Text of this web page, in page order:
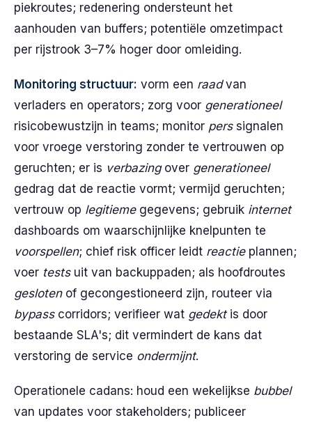
piekroutes; redenering ondersteunt het
aanhouden van buffers; potentiële omzetimpact
per rijstrook 3–7% hoger door omleiding.
Monitoring structuur: vorm een raadvan
verladers en operators; zorg voor generationeel
risicobewustzijn in teams; monitor perssignalen
voor vroege verstoring zonder te vertrouwen op
geruchten; er is verbazingover generationeel
gedrag dat de reactie vormt; vermijd geruchten;
vertrouw op legitiemegegevens; gebruik internet
dashboards om waarschijnlijke knelpunten te
voorspellen; chief risk officer leidt reactieplannen;
voer testsuit van backuppaden; als hoofdroutes
geslotenof gecongestioneerd zijn, routeer via
bypasscorridors; verifieer wat gedektis door
bestaande SLA's; dit vermindert de kans dat
verstoring de service ondermijnt.
Operationele cadans: houd een wekelijkse bubbel
van updates voor stakeholders; publiceer